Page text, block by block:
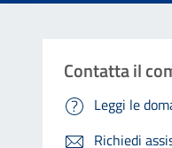
Contatta il
Leggi le
Richiedi